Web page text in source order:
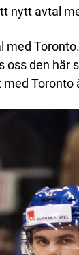
nytt avtal
oss den här
Toronto